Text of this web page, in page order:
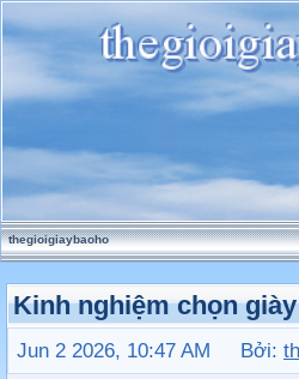
thegioigiaybaoho
Kinh nghiệm chọn
Jun 2 2026, 10:47 AM Bởi: